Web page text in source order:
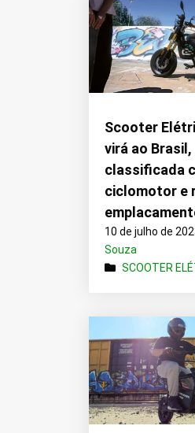
Scooter
virá ao Brasil,
classificada
ciclomotor e
10 de julho de
Souza
SCOOTER